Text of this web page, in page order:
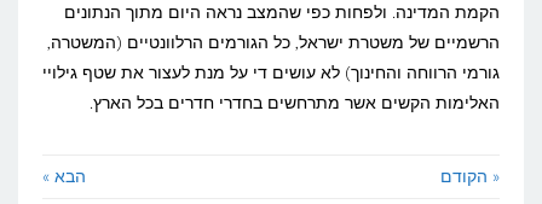
הקמת המדינה. ולפחות כפי שהמצב נראה היום מתוך הנתונים
הרשמיים של משטרת ישראל, כל הגורמים הרלוונטיים (המשטרה,
גורמי הרווחה והחינוך) לא עושים די על מנת לעצור את שטף גילויי
האלימות הקשים אשר מתרחשים בחדרי חדרים בכל הארץ.
« הקודם הבא »